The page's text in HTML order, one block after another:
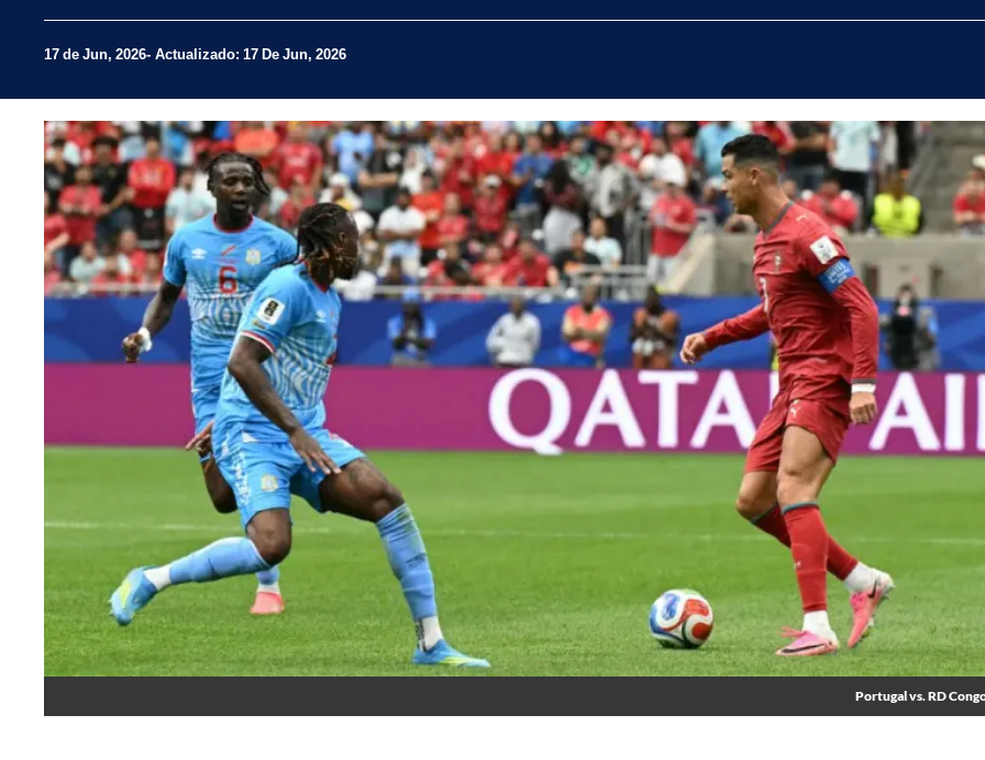
17 de Jun, 2026 Actualizado: 17 De Jun, 2026
Portugal vs. RD